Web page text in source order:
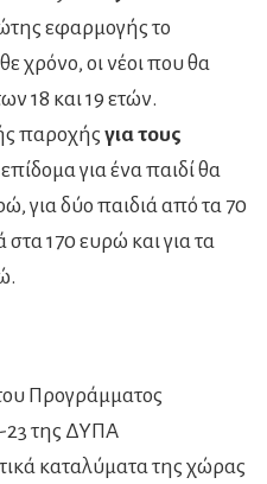
εφαρμογής το
χρόνο, οι νέοι που θα
18 και 19 ετών.
παροχήςγια τους
επίδομα για ένα παιδί θα
για δύο παιδιά από τα 70
στα 170 ευρώ και για τα
Προγράμματος
23 της ΔΥΠΑ
καταλύματα της χώρας